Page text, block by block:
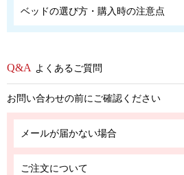
ベッドの選び方・購入時の注意点
よくあるご質問
お問い合わせの前にご確認ください
メールが届かない場合
ご注文について